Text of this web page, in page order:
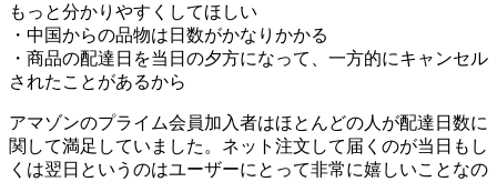
もっと分かりやすくしてほしい
・中国からの品物は日数がかなりかかる
・商品の配達日を当日の夕方になって、一方的にキャンセル
されたことがあるから
アマゾンのプライム会員加入者はほとんどの人が配達日数に
関して満足していました。ネット注文して届くのが当日もし
くは翌日というのはユーザーにとって非常に嬉しいことなの